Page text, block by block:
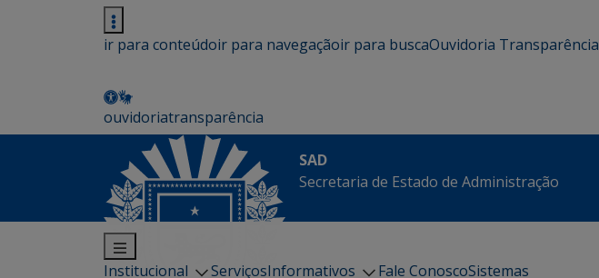
ir para conteúdoir para navegaçãoir para buscaOuvidoria Transparência
ouvidoriatransparência
SAD
Secretaria de Estado de Administração
Institucional ServiçosInformativos Fale ConoscoSistemas